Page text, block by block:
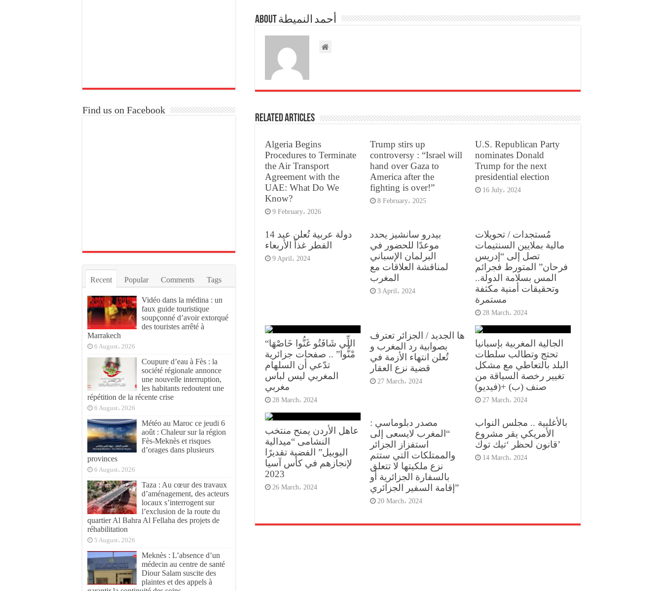
About أحمد النميطة
Related Articles
Algeria Begins
Procedures to Terminate
the Air Transport
Agreement with the
UAE: What Do We
Know?
9 February، 2026
Trump stirs up
controversy : “Israel will
hand over Gaza to
America after the
fighting is over!”
8 February، 2025
U.S. Republican Party
nominates Donald
Trump for the next
presidential election
16 July، 2024
14 دولة عربية تُعلن عيد
الفطر غذاً الأربعاء
9 April، 2024
بيدرو سانشيز يحدد
موعدًا للحضور في
البرلمان الإسباني
لمناقشة العلاقات مع
المغرب
3 April، 2024
مُستجدات / تحويلات
مالية بملايين السنتيمات
تصل إلى “إدريس
فرحان” المتورط فجرائم
المس بسلامة الدولة..
وتحقيقات أمنية مكثفة
مستمرة
28 March، 2024
“اللِّي شَافَتُو غَنُّوا خَاصْهَا
مْنُّوا” .. صفحات جزائرية
تدّعي أن السلهام
المغربي ليس لباس
مغربي
28 March، 2024
ها الجديد / الجزائر تعترف
بصوابية رد المغرب و
تُعلن انتهاء الأزمة في
قضية نزع العقار
27 March، 2024
الجالية المغربية بإسبانيا
تحتج وتطالب سلطات
البلد بالتعاطي مع مشكل
تغيير رخصة السياقة من
صنف (ب) +(فيديو)
27 March، 2024
عاهل الأردن يمنح منتخب
النشامى “ميدالية
اليوبيل” الفضية تقديرًا
لإنجازهم في كأس آسيا
2023
26 March، 2024
مصدر دبلوماسي :
“المغرب لايسعى إلى
استفزاز الجزائر
والممتلكات التي ستتم
نزع ملكيتها لا تتعلق
بالسفارة الجزائرية أو
إقامة السفير الجزائري”
20 March، 2024
بالأغلبية .. مجلس النواب
الأمريكي يقر مشروع
قانون لحظر ‘تيك توك’
14 March، 2024
Find us on Facebook
Recent Popular Comments Tags
Vidéo dans la médina : un
faux guide touristique
soupçonné d’avoir extorqué
des touristes arrêté à
Marrakech
6 August، 2026
Coupure d’eau à Fès : la
société régionale annonce
une nouvelle interruption,
les habitants redoutent une
répétition de la récente crise
6 August، 2026
Météo au Maroc ce jeudi 6
août : Chaleur sur la région
Fès-Meknès et risques
d’orages dans plusieurs
provinces
6 August، 2026
Taza : Au cœur des travaux
d’aménagement, des acteurs
locaux s’interrogent sur
l’exclusion de la route du
quartier Al Bahra Al Fellaha des projets de
réhabilitation
5 August، 2026
Meknès : L’absence d’un
médecin au centre de santé
Diour Salam suscite des
plaintes et des appels à